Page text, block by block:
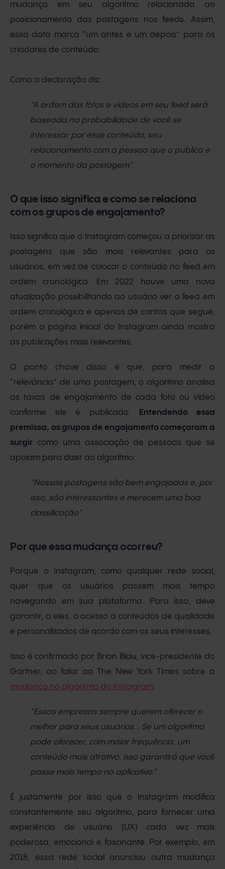
mudança em seu algoritmo relacionada ao
posicionamento das postagens nos feeds. Assim,
essa data marca “um antes e um depois” para os
criadores de conteúdo.
Como a declaração diz:
“A ordem das fotos e vídeos em seu feed será
baseada na probabilidade de você se
interessar por esse conteúdo, seu
relacionamento com a pessoa que o publica e
o momento da postagem”.
O que isso significa e como se relaciona
com os grupos de engajamento?
Isso significa que o Instagram começou a priorizar as
postagens que são mais relevantes para os
usuários, em vez de colocar o conteúdo no feed em
ordem cronológica. Em 2022 houve uma nova
atualização possibilitando ao usuário ver o feed em
ordem cronológica e apenas de contas que segue,
porém a página inicial do Instagram ainda mostra
as publicações mais relevantes.
O ponto chave disso é que, para medir a
“relevância” de uma postagem, o algoritmo analisa
as taxas de engajamento de cada foto ou vídeo
conforme ele é publicado.
Entendendo essa
premissa, os grupos de engajamento começaram a
surgir como uma associação de pessoas que se
apoiam para dizer ao algoritmo:
“Nossas postagens são bem engajadas e, por
isso, são interessantes e merecem uma boa
classificação”.
Por que essa mudança ocorreu?
Porque o Instagram, como qualquer rede social,
quer que os usuários passem mais tempo
navegando em sua plataforma. Para isso, deve
garantir, a eles, o acesso a conteúdos de qualidade
e personalizados de acordo com os seus interesses.
Isso é confirmado por Brian Blau, vice-presidente do
Gartner, ao falar ao The New York Times sobre a
mudança no algoritmo do Instagram:
“Essas empresas sempre querem oferecer o
melhor para seus usuários... Se um algoritmo
pode oferecer, com maior frequência, um
conteúdo mais atrativo, isso garantirá que você
passe mais tempo no aplicativo.”
É justamente por isso que o Instagram modifica
constantemente seu algoritmo, para fornecer uma
experiência de usuário (UX) cada vez mais
poderosa, emocional e fascinante. Por exemplo, em
2018, essa rede social anunciou outra mudança